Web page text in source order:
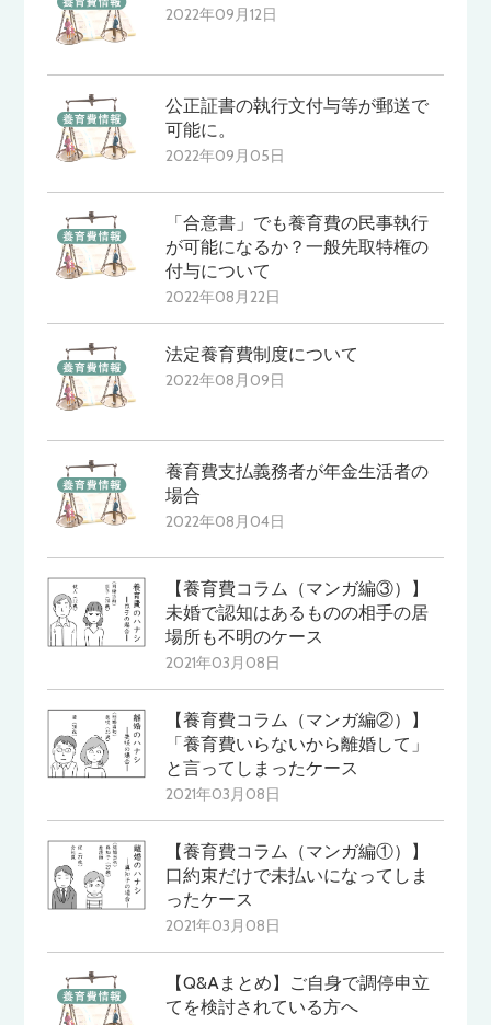
2022年09月12日
公正証書の執行文付与等が郵送で
可能に。
2022年09月05日
「合意書」でも養育費の民事執行
が可能になるか？一般先取特権の
付与について
2022年08月22日
法定養育費制度について
2022年08月09日
養育費支払義務者が年金生活者の
場合
2022年08月04日
【養育費コラム（マンガ編③）】
未婚で認知はあるものの相手の居
場所も不明のケース
2021年03月08日
【養育費コラム（マンガ編②）】
「養育費いらないから離婚して」
と言ってしまったケース
2021年03月08日
【養育費コラム（マンガ編①）】
口約束だけで未払いになってしま
ったケース
2021年03月08日
【Q&Aまとめ】ご自身で調停申立
てを検討されている方へ